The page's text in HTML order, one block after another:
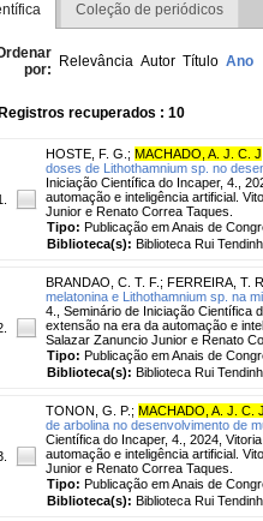
Coleção de periódicos
por: Relevância Autor Título Ano
recuperados : 10
HOSTE, F. G. ; MACHADO, A. J. C. J
doses de Lithothamnium sp. no
Iniciação Científica do Incaper, 4.,
automação e inteligência artificial.
Junior e Renato Correa Taques.
Tipo: Publicação em Anais de
Biblioteca(s): Biblioteca Rui
BRANDAO, C. T. F. ; FERREIRA, T.
melatonina e Lithothamnium sp. na
4., Seminário de Iniciação Científica
extensão na era da automação e
Salazar Zanuncio Junior e Renato
Tipo: Publicação em Anais de
Biblioteca(s): Biblioteca Rui
TONON, G. P. ; MACHADO, A. J. C.
de arbolina no desenvolvimento de
Científica do Incaper, 4., 2024,
automação e inteligência artificial.
Junior e Renato Correa Taques.
Tipo: Publicação em Anais de
Biblioteca(s): Biblioteca Rui